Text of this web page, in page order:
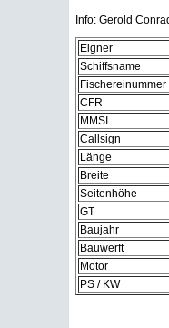
Info: Gerold
Eigner
Schiffsname
Fischereinummer
CFR
MMSI
Callsign
Länge
Breite
Seitenhöhe
GT
Baujahr
Bauwerft
Motor
PS / KW